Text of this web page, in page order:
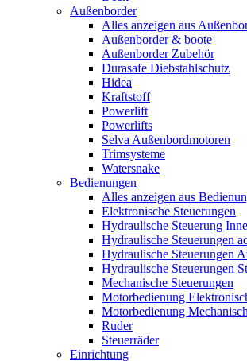
Außenborder
Alles anzeigen aus
Außenborder & boote
Außenborder Zubehör
Durasafe Diebstahlschutz
Hidea
Kraftstoff
Powerlift
Powerlifts
Selva Außenbordmotoren
Trimsysteme
Watersnake
Bedienungen
Alles anzeigen aus
Elektronische Steuerungen
Hydraulische Steuerung
Hydraulische Steuerungen
Hydraulische Steuerungen
Hydraulische Steuerungen
Mechanische Steuerungen
Motorbedienung
Motorbedienung Mechanisch
Ruder
Steuerräder
Einrichtung